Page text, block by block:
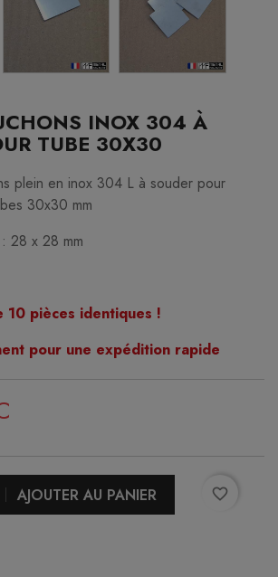
INOX 304 À
TUBE 30X30
plein en inox 304 L à souder pour
30x30 mm
28 x 28 mm
10 pièces identiques !
pour une expédition rapide
AJOUTER AU PANIER favorite_border